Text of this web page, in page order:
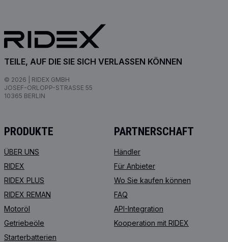
TEILE, AUF DIE SIE SICH VERLASSEN KÖNNEN
© 2026 | RIDEX GMBH
JOSEF-ORLOPP-STRASSE 55
10365 BERLIN
PRODUKTE
ÜBER UNS
RIDEX
RIDEX PLUS
RIDEX REMAN
Motoröl
Getriebeöle
Starterbatterien
PARTNERSCHAFT
Händler
Für Anbieter
Wo Sie kaufen können
FAQ
API-Integration
Kooperation mit RIDEX